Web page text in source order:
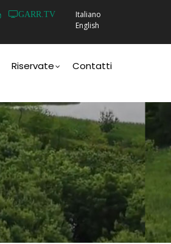
GARR.TV
Italiano
English
Riservate Contatti